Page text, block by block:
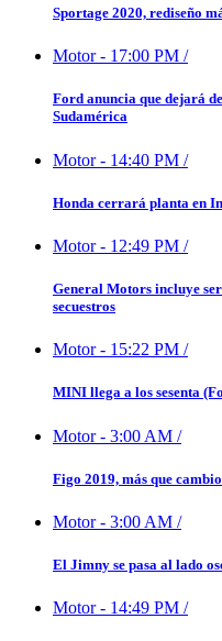
Sportage 2020, rediseño
Motor- 17:00 PM /
Ford anuncia que dejará
Sudamérica
Motor- 14:40 PM /
Honda cerrará planta en
Motor- 12:49 PM /
General Motors incluye
secuestros
Motor- 15:22 PM /
MINI llega a los sesenta
Motor- 3:00 AM /
Figo 2019, más que
Motor- 3:00 AM /
El Jimny se pasa al lado
Motor- 14:49 PM /